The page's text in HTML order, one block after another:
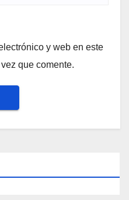
y web en este
que comente.